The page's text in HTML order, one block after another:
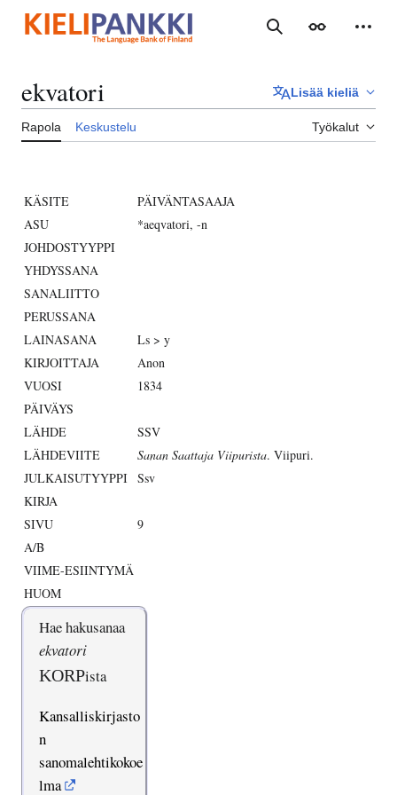
sisältöön
Haku Ulkoasu
ekvatori Lisää kieliä
Rapola Keskustelu Työkalut
KÄSITE
PÄIVÄNTASAAJA
ASU
*aeqvatori, -n
JOHDOSTYYPPI
YHDYSSANA
SANALIITTO
PERUSSANA
LAINASANA
Ls > y
KIRJOITTAJA
Anon
VUOSI
1834
PÄIVÄYS
LÄHDE
SSV
LÄHDEVIITE
Sanan Saattaja Viipurista. Viipuri.
JULKAISUTYYPPI Ssv
KIRJA
SIVU
9
A/B
VIIME-ESIINTYMÄ
HUOM
Hae hakusanaa
ekvatori
KORPista
Kansalliskirjasto
n
sanomalehtikokoe
lma